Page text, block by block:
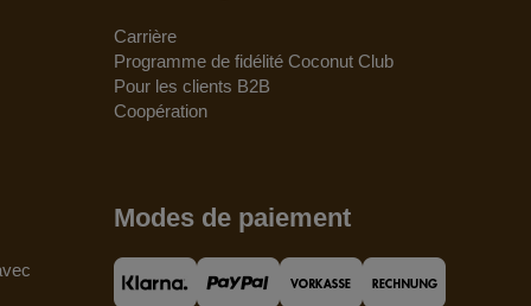
Carrière
Programme de fidélité Coconut Club
Pour les clients B2B
Coopération
Modes de paiement